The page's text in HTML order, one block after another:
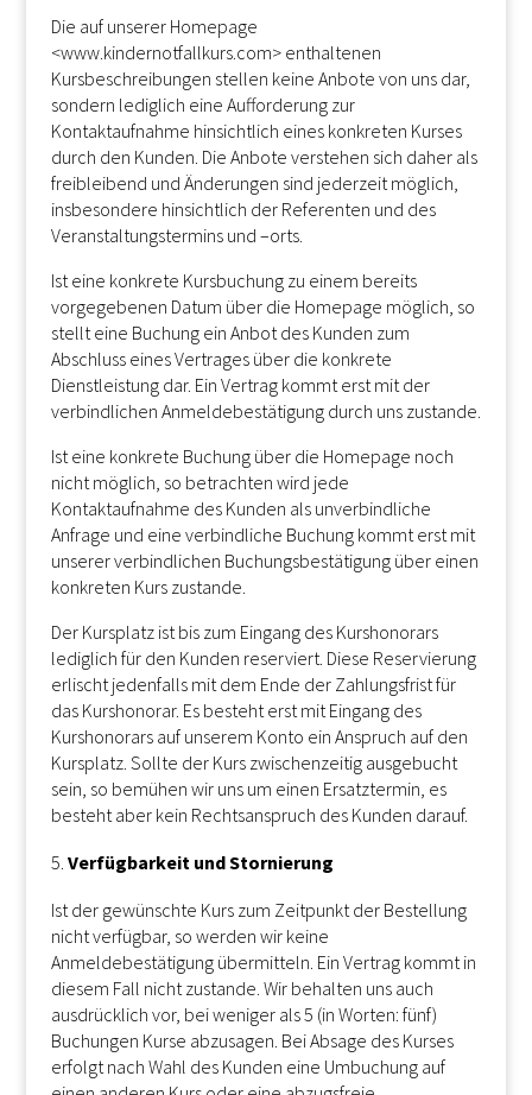
Die auf unserer Homepage
<www.kindernotfallkurs.com> enthaltenen
Kursbeschreibungen stellen keine Anbote von uns dar,
sondern lediglich eine Aufforderung zur
Kontaktaufnahme hinsichtlich eines konkreten Kurses
durch den Kunden. Die Anbote verstehen sich daher als
freibleibend und Änderungen sind jederzeit möglich,
insbesondere hinsichtlich der Referenten und des
Veranstaltungstermins und –orts.
Ist eine konkrete Kursbuchung zu einem bereits
vorgegebenen Datum über die Homepage möglich, so
stellt eine Buchung ein Anbot des Kunden zum
Abschluss eines Vertrages über die konkrete
Dienstleistung dar. Ein Vertrag kommt erst mit der
verbindlichen Anmeldebestätigung durch uns zustande.
Ist eine konkrete Buchung über die Homepage noch
nicht möglich, so betrachten wird jede
Kontaktaufnahme des Kunden als unverbindliche
Anfrage und eine verbindliche Buchung kommt erst mit
unserer verbindlichen Buchungsbestätigung über einen
konkreten Kurs zustande.
Der Kursplatz ist bis zum Eingang des Kurshonorars
lediglich für den Kunden reserviert. Diese Reservierung
erlischt jedenfalls mit dem Ende der Zahlungsfrist für
das Kurshonorar. Es besteht erst mit Eingang des
Kurshonorars auf unserem Konto ein Anspruch auf den
Kursplatz. Sollte der Kurs zwischenzeitig ausgebucht
sein, so bemühen wir uns um einen Ersatztermin, es
besteht aber kein Rechtsanspruch des Kunden darauf.
Verfügbarkeit und Stornierung
Ist der gewünschte Kurs zum Zeitpunkt der Bestellung
nicht verfügbar, so werden wir keine
Anmeldebestätigung übermitteln. Ein Vertrag kommt in
diesem Fall nicht zustande. Wir behalten uns auch
ausdrücklich vor, bei weniger als 5 (in Worten: fünf)
Buchungen Kurse abzusagen. Bei Absage des Kurses
erfolgt nach Wahl des Kunden eine Umbuchung auf